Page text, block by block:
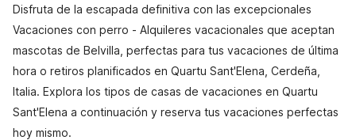
Disfruta de la escapada definitiva con las excepcionales
Vacaciones con perro - Alquileres vacacionales que aceptan
mascotas de Belvilla, perfectas para tus vacaciones de última
hora o retiros planificados en Quartu Sant'Elena, Cerdeña,
Italia. Explora los tipos de casas de vacaciones en Quartu
Sant'Elena a continuación y reserva tus vacaciones perfectas
hoy mismo.